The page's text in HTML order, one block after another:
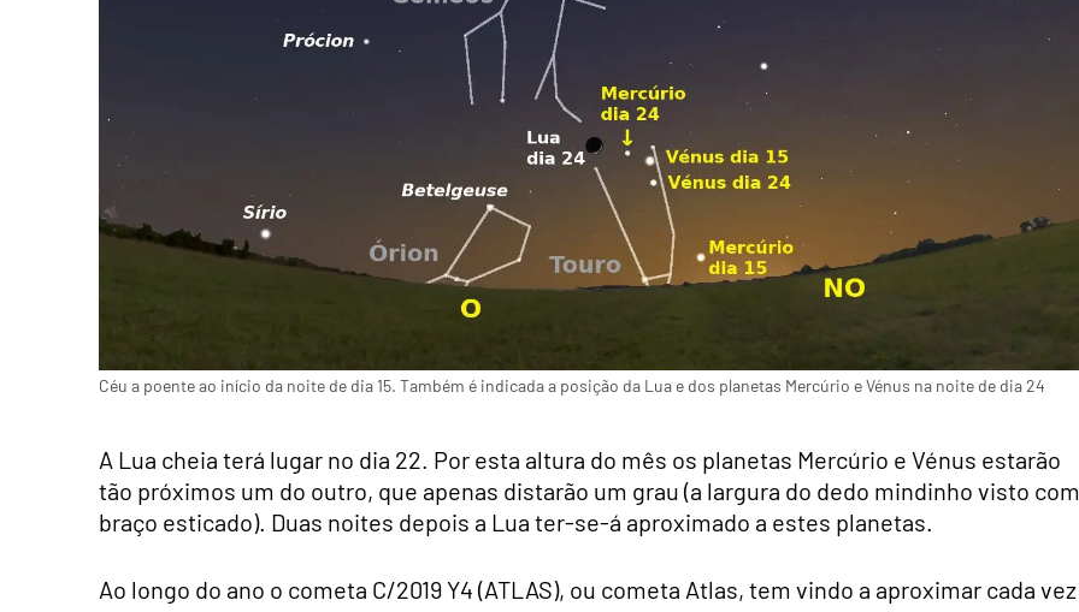
Céu a poente ao início da noite de dia 15. Também é indicada a posição da Lua e dos planetas Mercúrio e Vénus na noite de dia 24
A Lua cheia terá lugar no dia 22. Por esta altura do mês os planetas Mercúrio e Vénus estarão
tão próximos um do outro, que apenas distarão um grau (a largura do dedo mindinho visto
braço esticado). Duas noites depois a Lua ter-se-á aproximado a estes planetas.
Ao longo do ano o cometa C/2019 Y4 (ATLAS), ou cometa Atlas, tem vindo a aproximar cada vez